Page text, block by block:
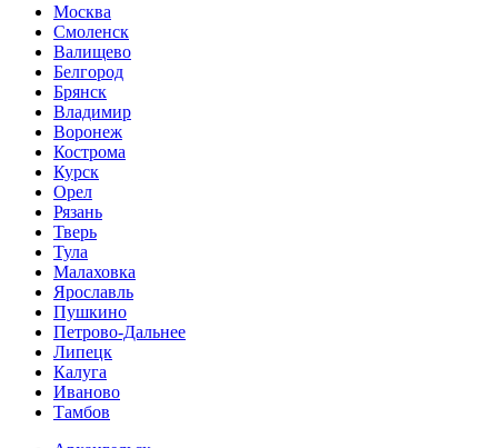
Москва
Смоленск
Валищево
Белгород
Брянск
Владимир
Воронеж
Кострома
Курск
Орел
Рязань
Тверь
Тула
Малаховка
Ярославль
Пушкино
Петрово-Дальнее
Липецк
Калуга
Иваново
Тамбов